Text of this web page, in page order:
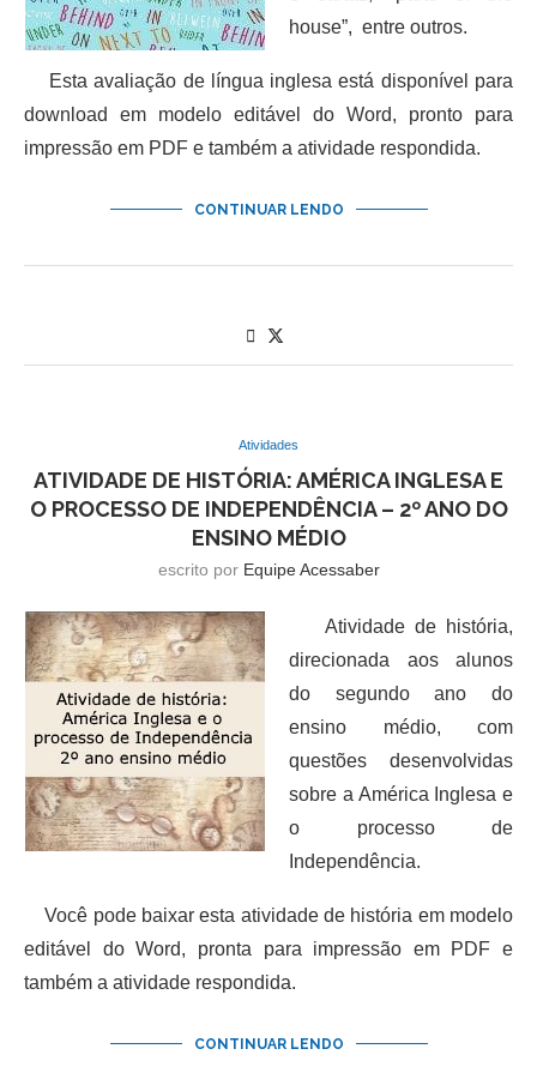
house”, entre outros.
Esta avaliação de língua inglesa está disponível para
download em modelo editável do Word, pronto para
impressão em PDF e também a atividade respondida.
CONTINUAR LENDO
Atividades
ATIVIDADE DE HISTÓRIA: AMÉRICA INGLESA E
O PROCESSO DE INDEPENDÊNCIA – 2º ANO DO
ENSINO MÉDIO
escrito por Equipe Acessaber
Atividade de história,
direcionada aos alunos
do segundo ano do
ensino médio, com
questões desenvolvidas
sobre a América Inglesa e
o processo de
Independência.
Você pode baixar esta atividade de história em modelo
editável do Word, pronta para impressão em PDF e
também a atividade respondida.
CONTINUAR LENDO